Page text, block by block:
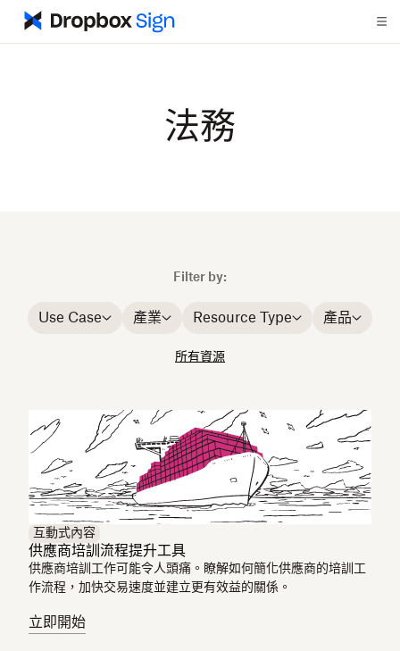
法務
Filter by:
Use Case 產業 Resource Type 產品
所有資源
互動式內容
供應商培訓流程提升工具
供應商培訓工作可能令人頭痛。瞭解如何簡化供應商的培訓工
作流程，加快交易速度並建立更有效益的關係。
立即開始